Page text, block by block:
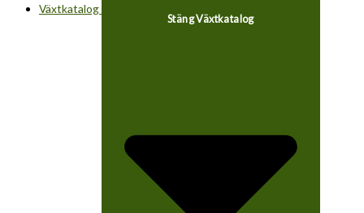
Växtkatalog
Stäng Växtkatalog